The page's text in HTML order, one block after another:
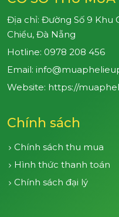
Địa chỉ: Đường Số 9 Khu
Chiểu, Đà Nẵng
Hotline: 0978 208 456
Email:
Website: https://
Chính sách
Chính sách thu mua
Hình thức thanh toán
Chính sách đại lý